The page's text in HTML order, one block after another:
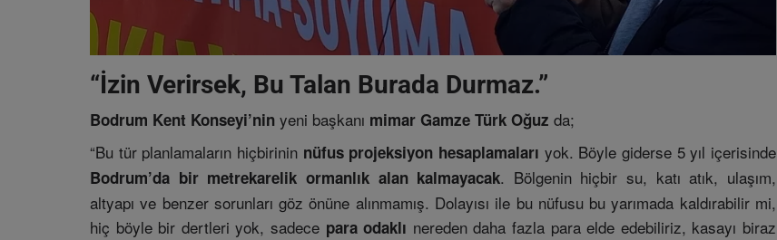
“İzin Verirsek, Bu Talan Burada Durmaz.”
Bodrum Kent Konseyi’nin yeni başkanı mimar Gamze Türk Oğuz da;
“Bu tür planlamaların hiçbirinin nüfus projeksiyon hesaplamaları yok. Böyle giderse 5 yıl içerisinde
Bodrum’da bir metrekarelik ormanlık alan kalmayacak. Bölgenin hiçbir su, katı atık, ulaşım,
altyapı ve benzer sorunları göz önüne alınmamış. Dolayısı ile bu nüfusu bu yarımada kaldırabilir mi,
hiç böyle bir dertleri yok, sadece para odaklı nereden daha fazla para elde edebiliriz, kasayı biraz